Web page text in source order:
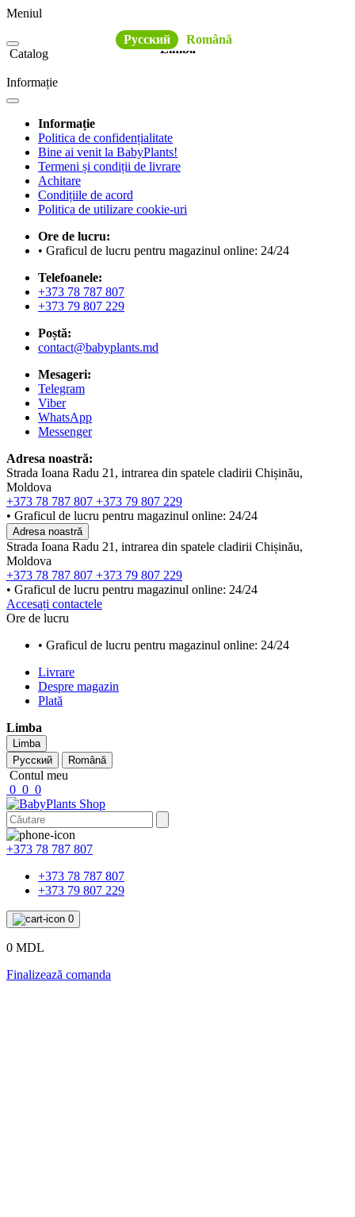
Meniul
Limba
Русский
Română
Catalog
Informație
Informație
Politica de confidențialitate
Bine ai venit la BabyPlants!
Termeni și condiții de livrare
Achitare
Condițiile de acord
Politica de utilizare cookie-uri
Ore de lucru:
• Graficul de lucru pentru magazinul online: 24/24
Telefoanele:
+373 78 787 807
+373 79 807 229
Poștă:
contact@babyplants.md
Mesageri:
Telegram
Viber
WhatsApp
Messenger
Adresa noastră:
Strada Ioana Radu 21, intrarea din spatele cladirii Chișinău,
Moldova
+373 78 787 807 +373 79 807 229
• Graficul de lucru pentru magazinul online: 24/24
Adresa noastră
Strada Ioana Radu 21, intrarea din spatele cladirii Chișinău,
Moldova
+373 78 787 807 +373 79 807 229
• Graficul de lucru pentru magazinul online: 24/24
Accesați contactele
Ore de lucru
• Graficul de lucru pentru magazinul online: 24/24
Livrare
Despre magazin
Plată
Limba
Limba
Русский
Română
Contul meu
0 0 0
+373 78 787 807
+373 78 787 807
+373 79 807 229
0
0 MDL
Finalizează comanda